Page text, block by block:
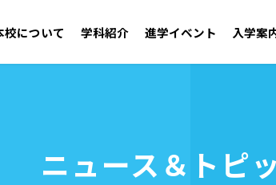
校について 学科紹介 進学イベント 入学案
アドミッションポリシー
取得可能資格 就職実績
学生支援センター 年
ニュース＆トピ